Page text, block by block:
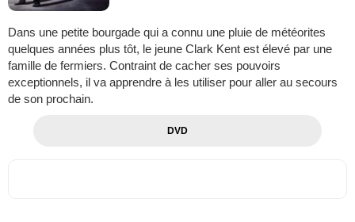
Dans une petite bourgade qui a connu une pluie de météorites
quelques années plus tôt, le jeune Clark Kent est élevé par une
famille de fermiers. Contraint de cacher ses pouvoirs
exceptionnels, il va apprendre à les utiliser pour aller au secours
de son prochain.
DVD